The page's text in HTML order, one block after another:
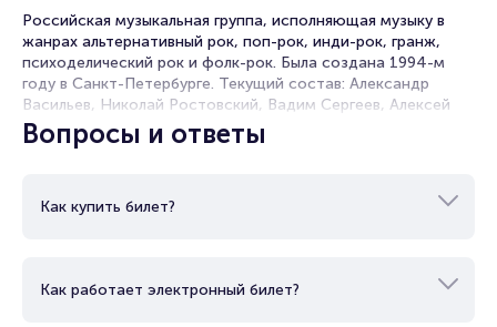
Российская музыкальная группа, исполняющая музыку в
жанрах альтернативный рок, поп-рок, инди-рок, гранж,
психоделический рок и фолк-рок. Была создана 1994-м
году в Санкт-Петербурге. Текущий состав: Александр
Васильев, Николай Ростовский, Вадим Сергеев, Алексей
Мещеряков, Дмитрий Кунин. Название коллектива
возникло благодаря одной из первых песен «Под
м году. Имеют большое количество поклонников на
Вопросы и ответы
Как купить билет?
Как работает электронный билет?